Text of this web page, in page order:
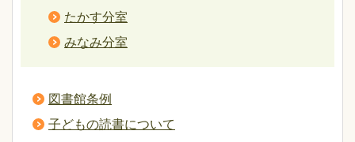
たかす分室
みなみ分室
図書館条例
子どもの読書について